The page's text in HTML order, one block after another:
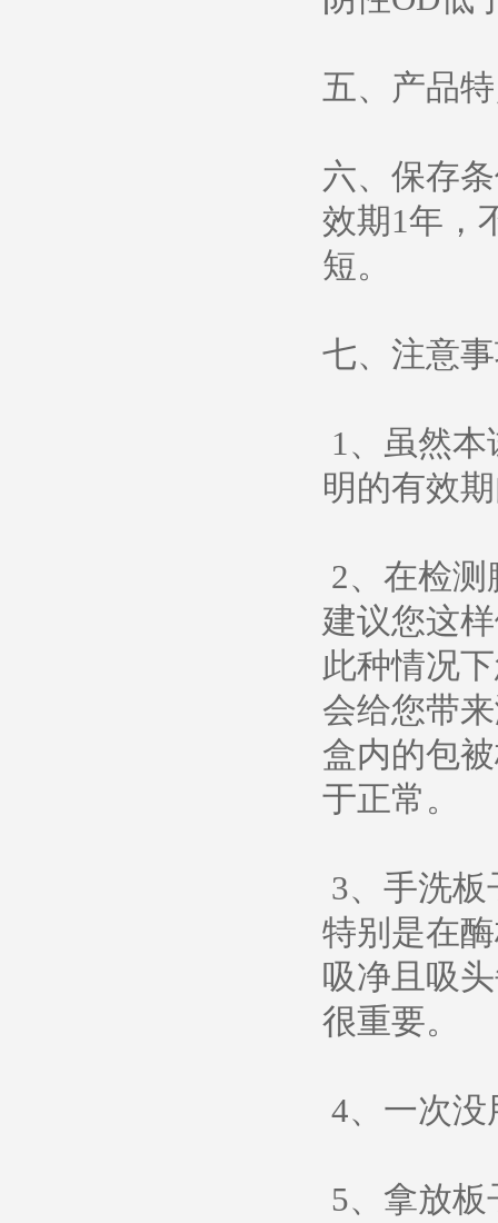
五、产品
六、保存
效期1年，
短。
七、注意
1、虽然
明的有效
2、在检
建议您这
此种情况
会给您带
盒内的包
于正常。
3、手洗
特别是在
吸净且吸
很重要。
4、一次
5、拿放